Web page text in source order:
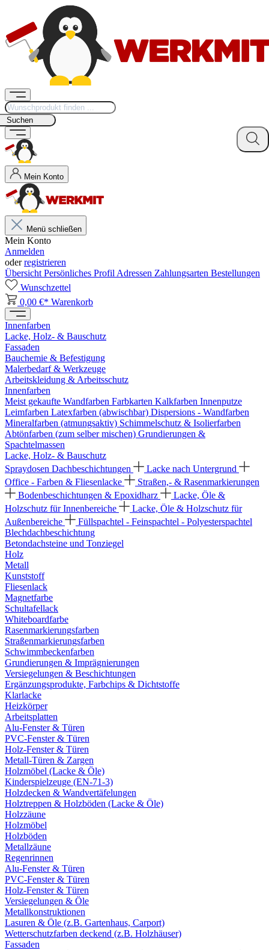
Suchen
Mein Konto
Menü schließen
Mein Konto
Anmelden
oderregistrieren
Übersicht Persönliches Profil Adressen Zahlungsarten Bestellungen
Wunschzettel
0,00 €* Warenkorb
Innenfarben
Lacke, Holz- & Bauschutz
Fassaden
Bauchemie & Befestigung
Malerbedarf & Werkzeuge
Arbeitskleidung & Arbeitsschutz
Innenfarben
Meist gekaufte Wandfarben Farbkarten Kalkfarben Innenputze
Leimfarben Latexfarben (abwischbar) Dispersions - Wandfarben
Mineralfarben (atmungsaktiv) Schimmelschutz & Isolierfarben
Abtönfarben (zum selber mischen) Grundierungen &
Spachtelmassen
Lacke, Holz- & Bauschutz
Spraydosen Dachbeschichtungen
Lacke nach Untergrund
Office - Farben & Fliesenlacke
Straßen,- & Rasenmarkierungen
Bodenbeschichtungen & Epoxidharz
Lacke, Öle &
Holzschutz für Innenbereiche
Lacke, Öle & Holzschutz für
Außenbereiche
Füllspachtel - Feinspachtel - Polyesterspachtel
Blechdachbeschichtung
Betondachsteine und Tonziegel
Holz
Metall
Kunststoff
Fliesenlack
Magnetfarbe
Schultafellack
Whiteboardfarbe
Rasenmarkierungsfarben
Straßenmarkierungsfarben
Schwimmbeckenfarben
Grundierungen & Imprägnierungen
Versiegelungen & Beschichtungen
Ergänzungsprodukte, Farbchips & Dichtstoffe
Klarlacke
Heizkörper
Arbeitsplatten
Alu-Fenster & Türen
PVC-Fenster & Türen
Holz-Fenster & Türen
Metall-Türen & Zargen
Holzmöbel (Lacke & Öle)
Kinderspielzeuge (EN-71-3)
Holzdecken & Wandvertäfelungen
Holztreppen & Holzböden (Lacke & Öle)
Holzzäune
Holzmöbel
Holzböden
Metallzäune
Regenrinnen
Alu-Fenster & Türen
PVC-Fenster & Türen
Holz-Fenster & Türen
Versiegelungen & Öle
Metallkonstruktionen
Lasuren & Öle (z.B. Gartenhaus, Carport)
Wetterschutzfarben deckend (z.B. Holzhäuser)
Fassaden